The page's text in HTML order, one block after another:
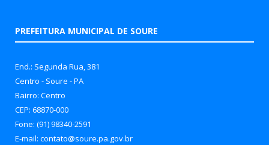
PREFEITURA MUNICIPAL DE SOURE
End.: Segunda Rua, 381
Centro - Soure - PA
Bairro: Centro
CEP: 68870-000
Fone: (91) 98340-2591
E-mail: contato@soure.pa.gov.br